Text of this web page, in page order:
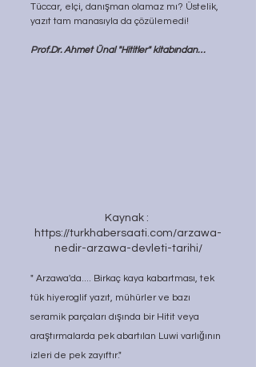
Tüccar, elçi, danışman olamaz mı? Üstelik,
yazıt tam manasıyla da çözülemedi!
Prof.Dr. Ahmet Ünal "Hititler" kitabından…
Kaynak :
https://turkhabersaati.com/arzawa-
nedir-arzawa-devleti-tarihi/
" Arzawa'da.... Birkaç kaya kabartması, tek
tük hiyeroglif yazıt, mühürler ve bazı
seramik parçaları dışında bir Hitit veya
araştırmalarda pek abartılan Luwi varlığının
izleri de pek zayıftır."